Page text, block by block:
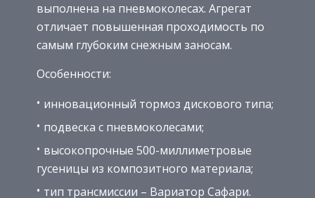
выполнена на пневмоколесах. Агрегат
отличает повышенная проходимость по
самым глубоким снежным заносам.
Особенности:
инновационный тормоз дискового типа;
подвеска с пневмоколесами;
высокопрочные 500-миллиметровые
гусеницы из композитного материала;
тип трансмиссии – Вариатор Сафари.